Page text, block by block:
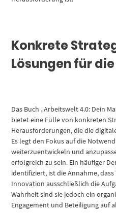
Konkrete
Lösungen für
Das Buch „Arbeitswelt 4.0: Dein
bietet eine Fülle von konkreten
Herausforderungen, die die
Es legt den Fokus auf die
weiterzuentwickeln und
erfolgreich zu sein. Ein häufiger
identifiziert, ist die Annahme,
Innovation ausschließlich die
Wahrheit sind sie jedoch ein
Engagement und Beteiligung auf